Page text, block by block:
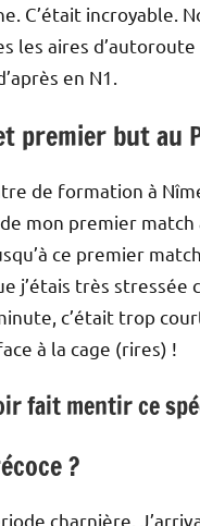
C’était incroyable.
les aires
en N1.
premier but au
de formation à
mon premier
ce premier
j’étais très
c’était trop
à la cage (rires) !
fait mentir ce
?
charnière.